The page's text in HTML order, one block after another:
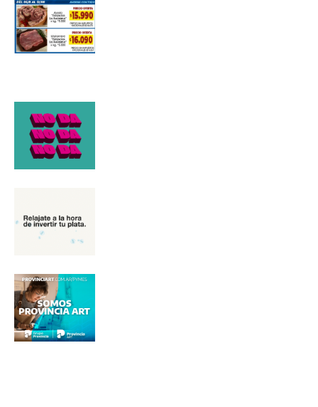
Dirección de correo electrónico
Número de teléfono